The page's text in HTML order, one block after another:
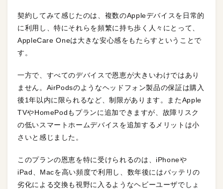
契約してみて感じたのは、複数のAppleデバイスを日常的
に利用し、特にそれらを頻繁に持ち歩く人々にとって、
AppleCare Oneは大きな安心感をもたらすということで
す。
一方で、すべてのデバイスで恩恵が大きいわけではあり
ません。AirPodsのようなヘッドフォン製品の保証は購入
後1年以内に限られるなど、制限があります。またApple
TVやHomePodもプランに追加できますが、故障リスク
の低いスマートホームデバイスを追加するメリットは小
さいと感じました。
このプランの恩恵を特に受けられるのは、iPhoneや
iPad、Macを高い頻度で利用し、数年後にはバッテリの
劣化による交換も視野に入るようなヘビーユーザでしょ